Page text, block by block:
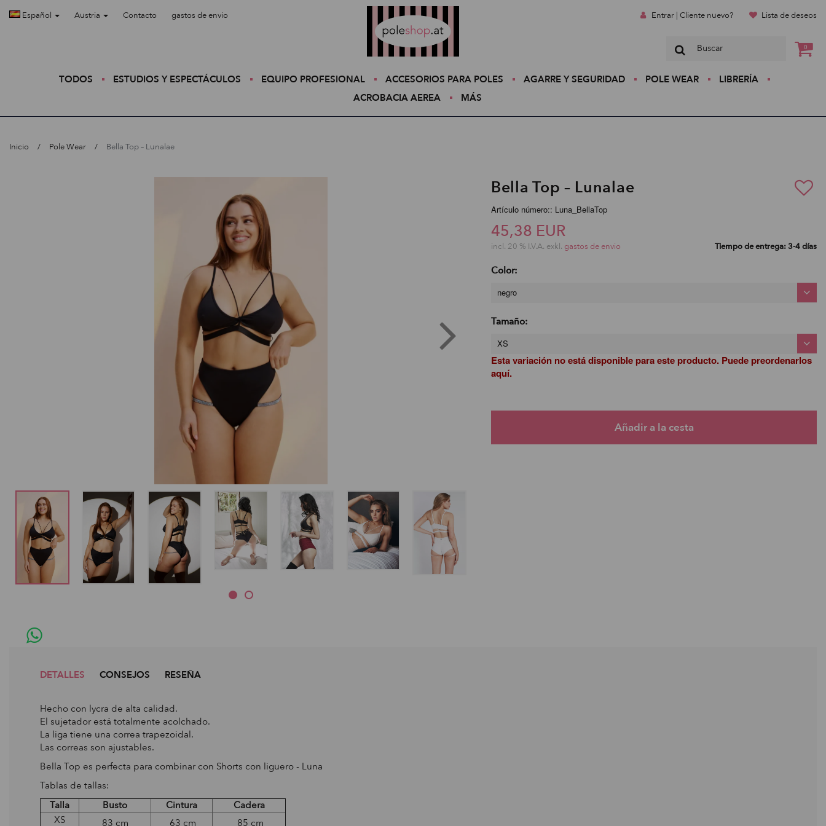
Español Austria Contacto gastos de envio Entrar | Cliente nuevo? Lista de deseos
0
TODOS ESTUDIOS Y ESPECTÁCULOS EQUIPO PROFESIONAL ACCESORIOS PARA POLES AGARRE Y SEGURIDAD POLE WEAR
LIBRERÍA
ACROBACIA AEREA
MÁS
Inicio Pole Wear Bella Top – Lunalae
Bella Top – Lunalae
Artículo número:: Luna_BellaTop
45,38 EUR
incl. 20 % I.V.A. exkl. gastos de envio Tiempo de entrega: 3-4 días
Color:
negro
Tamaño:
XS
Esta variación no está disponible para este producto. Puede preordenarlos
aquí.
DETALLES CONSEJOS RESEÑA
Hecho con lycra de alta calidad.
El sujetador está totalmente acolchado.
La liga tiene una correa trapezoidal.
Las correas son ajustables.
Bella Top es perfecta para combinar con Shorts con liguero - Luna
Tablas de tallas:
Talla
Busto Cintura
Cadera
XS
83 cm 63 cm
85 cm